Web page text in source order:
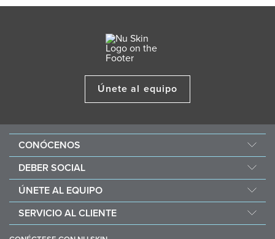
Únete al equipo
CONÓCENOS
One Global Voice
Nu Space LATAM by Nu Skin
DEBER SOCIAL
Force for Good
Nourish the Children
Sostenibilidad
Filosofía de los ingredientes
ÚNETE AL EQUIPO
SERVICIO AL CLIENTE